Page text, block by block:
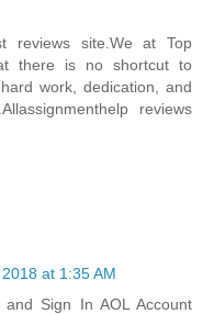
reviews site.We at Top
there is no shortcut to
work, dedication, and
reviews
at 1:35 AM
Sign In AOL Account